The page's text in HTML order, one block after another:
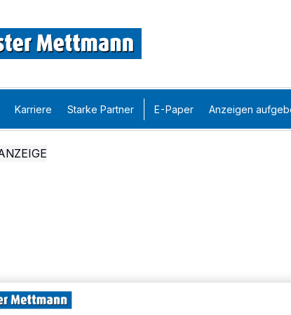
Karriere Starke Partner E-Paper Anzeigen